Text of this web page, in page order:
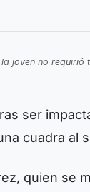
joven no requirió
ser
cuadra al
quien se